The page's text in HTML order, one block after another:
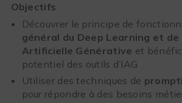
Objectifs
Découvrer le principe de
général du Deep Learning et de
Artificielle Générative et
potentiel des outils d’IAG
Utiliser des techniques de
pour répondre à des besoins